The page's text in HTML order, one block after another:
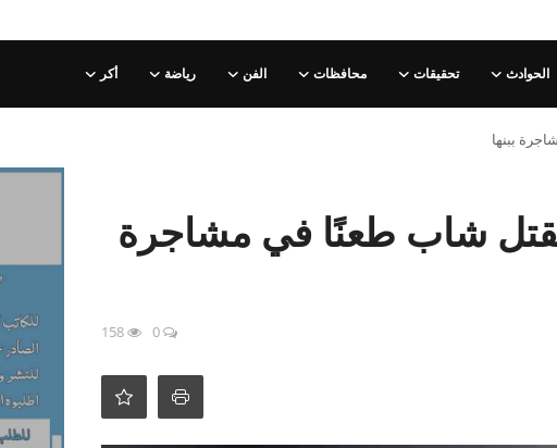
الحوادث تحقيقات محافظات الفن رياضة أكر
ببنها
شاب طعنًا في مشاجرة
0
158